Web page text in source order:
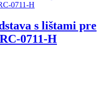
s lištami pre
0711-H